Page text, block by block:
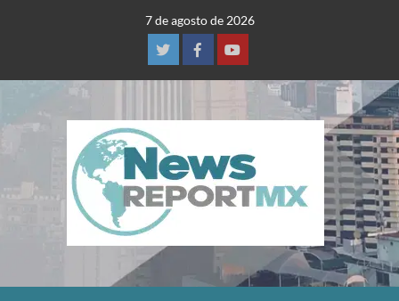
7 de agosto de 2026
TwitterFacebookYoutube